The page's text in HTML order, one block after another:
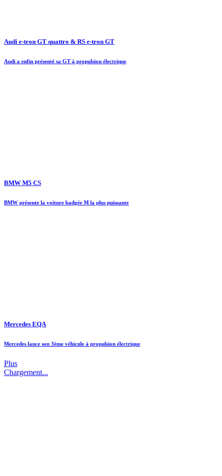
Audi e-tron GT quattro & RS e-tron GT
Audi a enfin présenté sa GT à propulsion électrique
BMW M5 CS
BMW présente la voiture badgée M la plus puissante
Mercedes EQA
Mercedes lance son 3ème véhicule à propulsion électrique
Plus
Chargement...